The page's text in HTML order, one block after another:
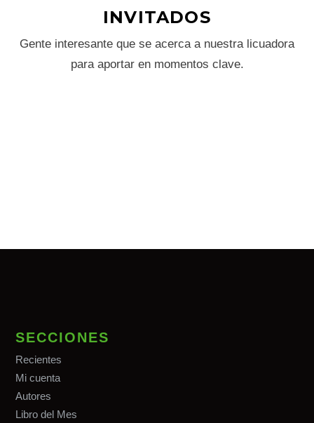
INVITADOS
Gente interesante que se acerca a nuestra licuadora
para aportar en momentos clave.
SECCIONES
Recientes
Mi cuenta
Autores
Libro del Mes